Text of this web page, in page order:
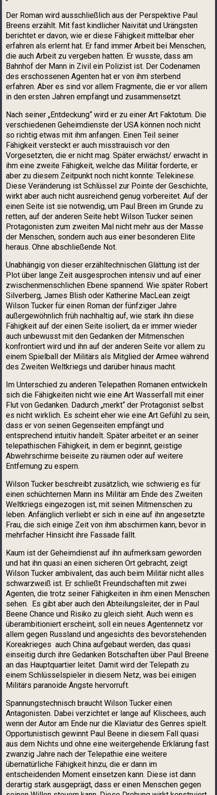
Der Roman wird ausschließlich aus der Perspektive Paul
Breens erzählt. Mit fast kindlicher Naivität und Urängsten
berichtet er davon, wie er diese Fähigkeit mittelbar eher
erfahren als erlernt hat. Er fand immer Arbeit bei Menschen,
die auch Arbeit zu vergeben hatten. Er wusste, dass am
Bahnhof der Mann in Zivil ein Polizist ist. Der Codenamen
des erschossenen Agenten hat er von ihm sterbend
erfahren. Aber es sind vor allem Fragmente, die er vor allem
in den ersten Jahren empfängt und zusammensetzt.
Nach seiner „Entdeckung“ wird er zu einer Art Faktotum. Die
verschiedenen Geheimdienste der USA können noch nicht
so richtig etwas mit ihm anfangen. Einen Teil seiner
Fähigkeit versteckt er auch misstrauisch vor den
Vorgesetzten, die er nicht mag. Später erwächst/ erwacht in
ihm eine zweite Fähigkeit, welche das Militär forderte, er
aber zu diesem Zeitpunkt noch nicht konnte: Telekinese.
Diese Veränderung ist Schlüssel zur Pointe der Geschichte,
wirkt aber auch nicht ausreichend genug vorbereitet. Auf der
einen Seite ist sie notwendig, um Paul Breen im Grunde zu
retten, auf der anderen Seite hebt Wilson Tucker seinen
Protagonisten zum zweiten Mal nicht mehr aus der Masse
der Menschen, sondern auch aus einer besonderen Elite
heraus. Ohne abschließende Not.
Unabhängig von dieser erzähltechnischen Glättung ist der
Plot über lange Zeit ausgesprochen intensiv und auf einer
zwischenmenschlichen Ebene spannend. Wie später Robert
Silverberg, James Blish oder Katherine MacLean zeigt
Wilson Tucker für einen Roman der fünfziger Jahre
außergewöhnlich früh nachhaltig auf, wie stark ihn diese
Fähigkeit auf der einen Seite isoliert, da er immer wieder
auch unbewusst mit den Gedanken der Mitmenschen
konfrontiert wird und ihn auf der anderen Seite vor allem zu
einem Spielball der Militärs als Mitglied der Armee während
des Zweiten Weltkriegs und darüber hinaus macht.
Im Unterschied zu anderen Telepathen Romanen entwickeln
sich die Fähigkeiten nicht wie eine Art Wasserfall mit einer
Flut von Gedanken. Dadurch „merkt“ der Protagonist selbst
es nicht wirklich. Es scheint eher wie eine Art Gefühl zu sein,
dass er von seinen Gegenseiten empfängt und
entsprechend intuitiv handelt. Später arbeitet er an seiner
telepathischen Fähigkeit, in dem er beginnt, geistige
Abwehrschirme beiseite zu räumen oder auf weitere
Entfernung zu espern.
Wilson Tucker beschreibt zusätzlich, wie schwierig es für
einen schüchternen Mann ins Militär am Ende des Zweiten
Weltkriegs eingezogen ist, mit seinen Mitmenschen zu
leben. Anfänglich verliebt er sich in eine auf ihn angesetzte
Frau, die sich einige Zeit von ihm abschirmen kann, bevor in
mehrfacher Hinsicht ihre Fassade fällt.
Kaum ist der Geheimdienst auf ihn aufmerksam geworden
und hat ihn quasi an einen sicheren Ort gebracht, zeigt
Wilson Tucker ambivalent, das auch beim Militär nicht alles
schwarzweiß ist. Er schließt Freundschaften mit zwei
Agenten, die trotz seiner Fähigkeiten in ihm einen Menschen
sehen. Es gibt aber auch den Abteilungsleiter, der in Paul
Beene Chance und Risiko zu gleich sieht. Auch wenn es
überambitioniert erscheint, soll ein neues Agentennetz vor
allem gegen Russland und angesichts des bevorstehenden
Koreakrieges auch China aufgebaut werden, das quasi
einseitig durch ihre Gedanken Botschaften über Paul Breene
an das Hauptquartier leitet. Damit wird der Telepath zu
einem Schlüsselspieler in diesem Netz, was bei einigen
Militärs paranoide Ängste hervorruft.
Spannungstechnisch braucht Wilson Tucker einen
Antagonisten. Dabei verzichtet er lange auf Klischees, auch
wenn der Autor am Ende nur die Klaviatur des Genres spielt.
Opportunistisch gewinnt Paul Beene in diesem Fall quasi
aus dem Nichts und ohne eine weitergehende Erklärung fast
zwanzig Jahre nach der Telepathie eine weitere
übernatürliche Fähigkeit hinzu, die er dann im
entscheidenden Moment einsetzen kann. Diese ist dann
derartig stark ausgeprägt, dass er einen Menschen gegen